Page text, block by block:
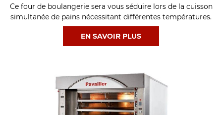
Ce four de boulangerie sera vous séduire lors de la cuisson
simultanée de pains nécessitant différentes températures.
EN SAVOIR PLUS